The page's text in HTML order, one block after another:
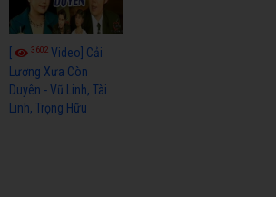
3602Video] Cải
Lương Xưa Còn
Duyên - Vũ Linh, Tài
Linh, Trọng Hữu